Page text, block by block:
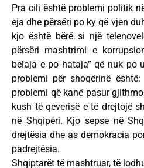
Pra cili është problemi politik
eja dhe përsëri po ky që vjen
kjo është bërë si një
përsëri mashtrimi e
belaja e po hataja” që nuk po
problemi për shoqërinë
problemi që kanë pasur
kush të qeverisë e të drejtojë
në Shqipëri. Kjo sepse në
drejtësia dhe as demokracia
padrejtësia.
Shqiptarët të mashtruar, të